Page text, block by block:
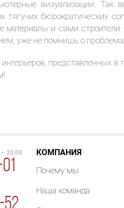
визуализации. Так
тягучих бюрократических
материалы и сами
уже не помнишь о
представленных
20:00 КОМПАНИЯ
Почему мы
Наша команда